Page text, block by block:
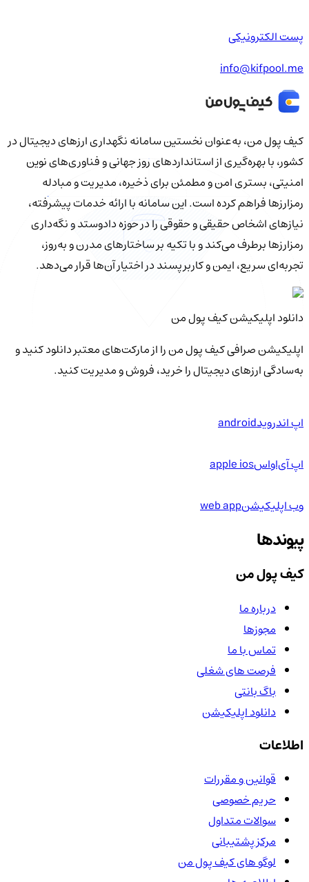
پست الکترونیکی
info@kifpool.me
کیف‌ پول من، به‌عنوان نخستین سامانه نگهداری ارزهای دیجیتال در
کشور، با بهره‌گیری از استانداردهای روز جهانی و فناوری‌های نوین
امنیتی، بستری امن و مطمئن برای ذخیره، مدیریت و مبادله
رمزارزها فراهم کرده است. این سامانه با ارائه خدمات پیشرفته،
نیازهای اشخاص حقیقی و حقوقی را در حوزه دادوستد و نگه‌داری
رمزارزها برطرف می‌کند و با تکیه بر ساختارهای مدرن و به‌روز،
تجربه‌ای سریع، ایمن و کاربرپسند در اختیار آن‌ها قرار می‌دهد.
دانلود اپلیکیشن کیف‌ پول من
اپلیکیشن صرافی کیف پول من را از مارکت‌های معتبر دانلود کنید و
به‌سادگی ارزهای دیجیتال را خرید، فروش و مدیریت کنید.
اپ اندرویدandroid
اپ آی‌او‌اسapple ios
وب اپلیکیشنweb app
پیوندها
کیف پول من
درباره ما
مجوزها
تماس با ما
فرصت های شغلی
باگ بانتی
دانلود اپلیکیشن
اطلاعات
قوانین و مقررات
حریم خصوصی
سوالات متداول
مرکز پشتیبانی
لوگو های کیف پول من